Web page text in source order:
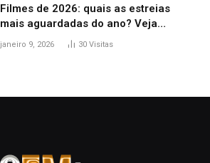
Filmes de 2026: quais as estreias
mais aguardadas do ano? Veja
principais lançamentos do cinema
janeiro 9, 2026 30 Visitas